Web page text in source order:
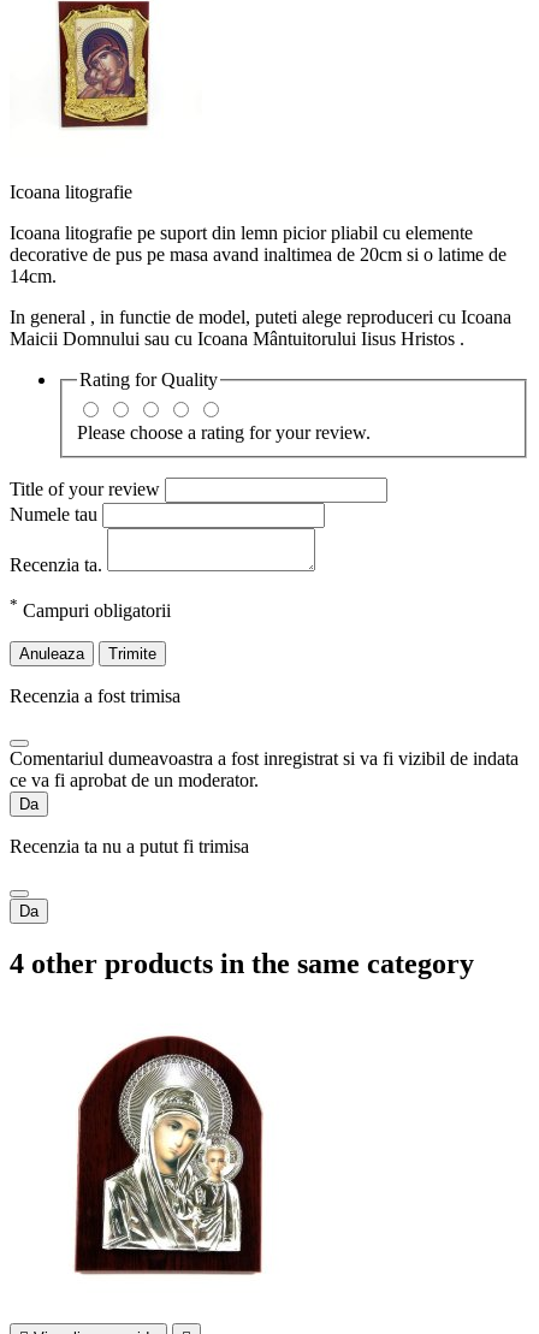
Icoana litografie
Icoana litografie pe suport din lemn picior pliabil cu elemente
decorative de pus pe masa avand inaltimea de 20cm si o latime de
14cm.
In general , in functie de model, puteti alege reproduceri cu Icoana
Maicii Domnului sau cu Icoana Mântuitorului Iisus Hristos .
Rating forQuality
Please choose a rating for your review.
Title of your review
Numele tau
Recenzia ta.
* Campuri obligatorii
Anuleaza Trimite
Recenzia a fost trimisa
Comentariul dumeavoastra a fost inregistrat si va fi vizibil de indata
ce va fi aprobat de un moderator.
Da
Recenzia ta nu a putut fi trimisa
Da
4 other products in the same category